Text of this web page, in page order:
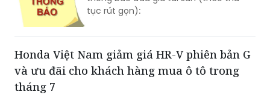
Honda Việt Nam giảm giá HR-V phiên bản G
tháng 7
Với mong muốn mang đến nhiều hơn